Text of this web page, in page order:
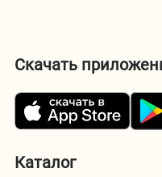
Каталог
Скачать